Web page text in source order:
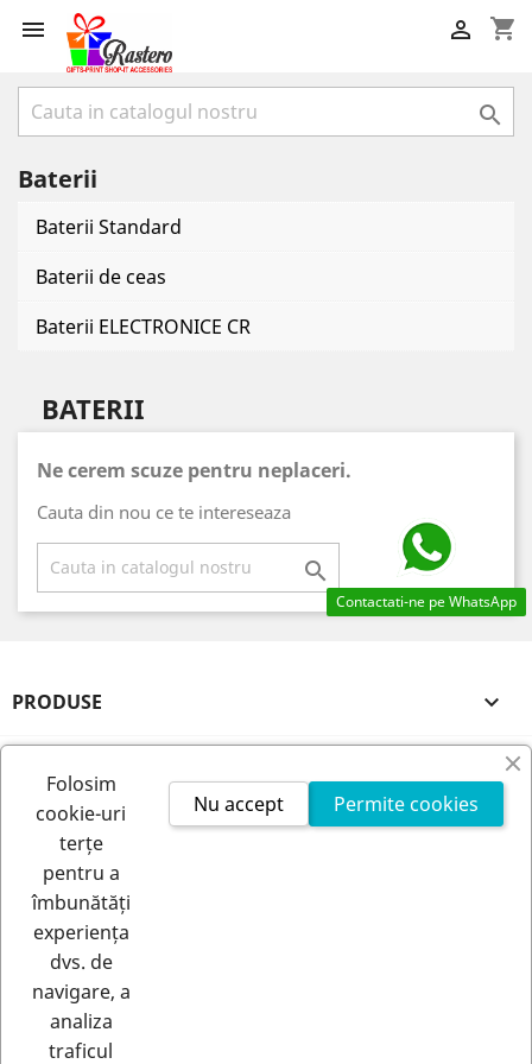
 shopping_cart


Baterii
Baterii Standard
Baterii de ceas
Baterii ELECTRONICE CR
BATERII
Ne cerem scuze pentru neplaceri.
Cauta din nou ce te intereseaza

PRODUSE 
CONTUL TAU 
INFORMATIILE MAGAZINULUI
Contactati-ne pe WhatsApp
Folosim
cookie-uri
terțe
pentru a
îmbunătăți
experiența
dvs. de
navigare, a
analiza
traficul
Permite cookies
Nu accept